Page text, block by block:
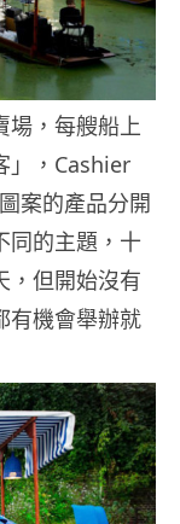
場，每艘船上
」，Cashier
案的產品分開
同的主題，十
，但開始沒有
有機會舉辦就